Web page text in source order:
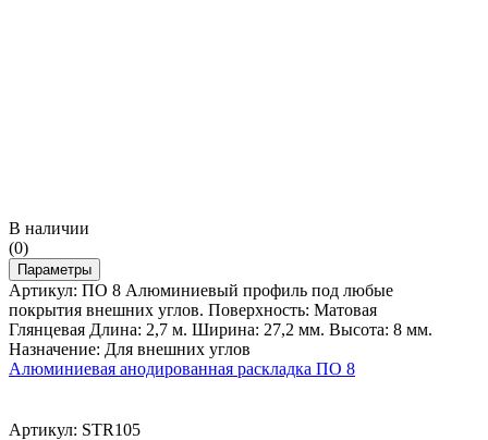
В наличии
(0)
Параметры
Артикул: ПО 8 Алюминиевый профиль под любые
покрытия внешних углов. Поверхность: Матовая
Глянцевая Длина: 2,7 м. Ширина: 27,2 мм. Высота: 8 мм.
Назначение: Для внешних углов
Алюминиевая анодированная раскладка ПО 8
Артикул: STR105